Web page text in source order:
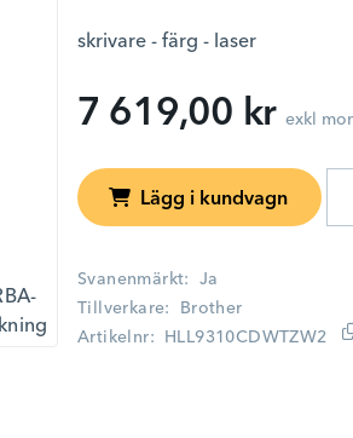
skrivare - färg - laser
Svanenmärkt
Ja
Tillverkare
Brother
Artikelnr
HLL9310CDWTZW2
7 619,00 kr exkl
Lägg i kundvagn